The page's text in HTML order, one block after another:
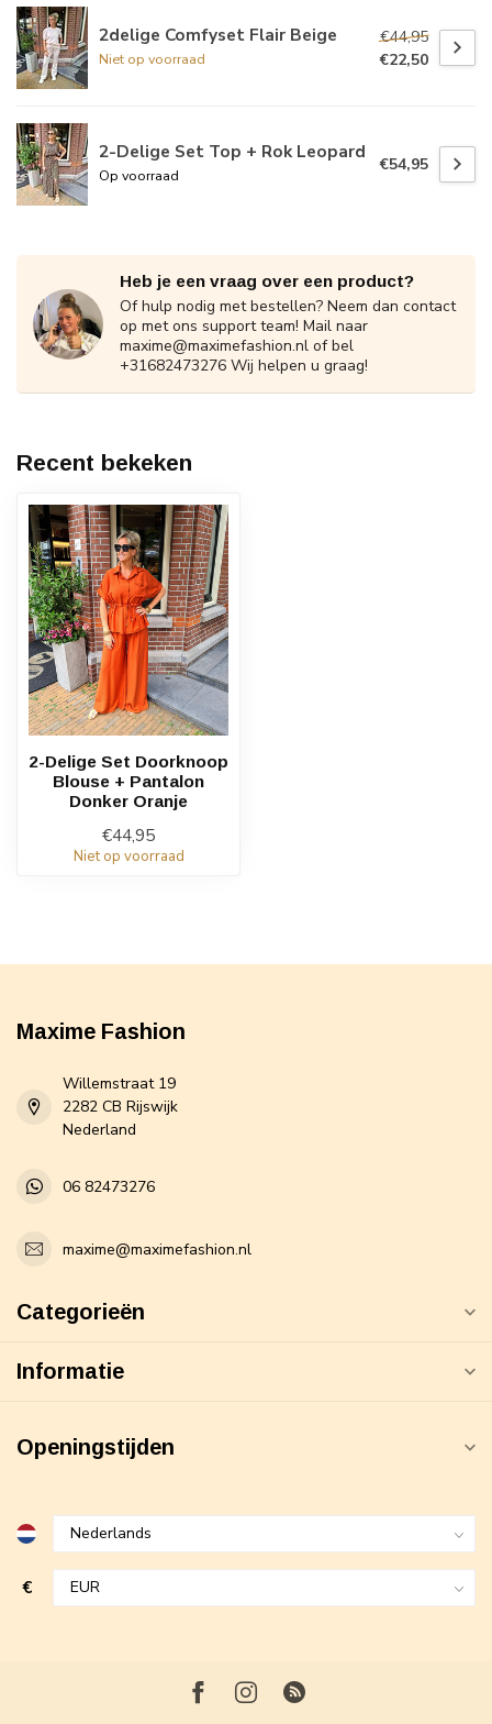
2delige Comfyset Flair Beige
Niet op voorraad
€44,95
€22,50
2-Delige Set Top + Rok Leopard
Op voorraad
€54,95
Heb je een vraag over een product?
Of hulp nodig met bestellen? Neem dan contact
op met ons support team! Mail naar
maxime@maximefashion.nl of bel
+31682473276 Wij helpen u graag!
Recent bekeken
2-Delige Set Doorknoop
Blouse + Pantalon
Donker Oranje
€44,95
Niet op voorraad
Maxime Fashion
Willemstraat 19
2282 CB Rijswijk
Nederland
06 82473276
maxime@maximefashion.nl
Categorieën
Informatie
Openingstijden
€